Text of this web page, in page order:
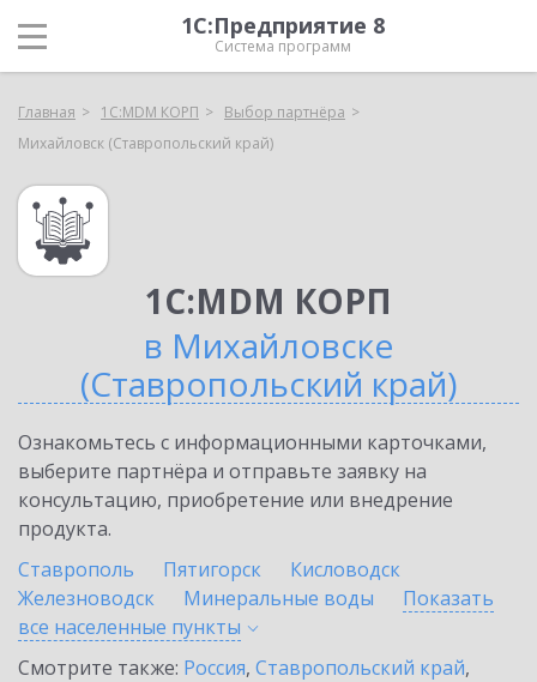
1С:Предприятие 8
Система программ
Главная 1С:MDM КОРП
Выбор партнёра
Михайловск (Ставропольский край)
1С:MDM КОРП
в Михайловске
(Ставропольский край)
Ознакомьтесь с информационными карточками,
выберите партнёра и отправьте заявку на
консультацию, приобретение или внедрение
продукта.
Ставрополь
Пятигорск
Кисловодск
Железноводск
Минеральные воды
Показать
все населенные пункты
Смотрите также: Россия, Ставропольский край,